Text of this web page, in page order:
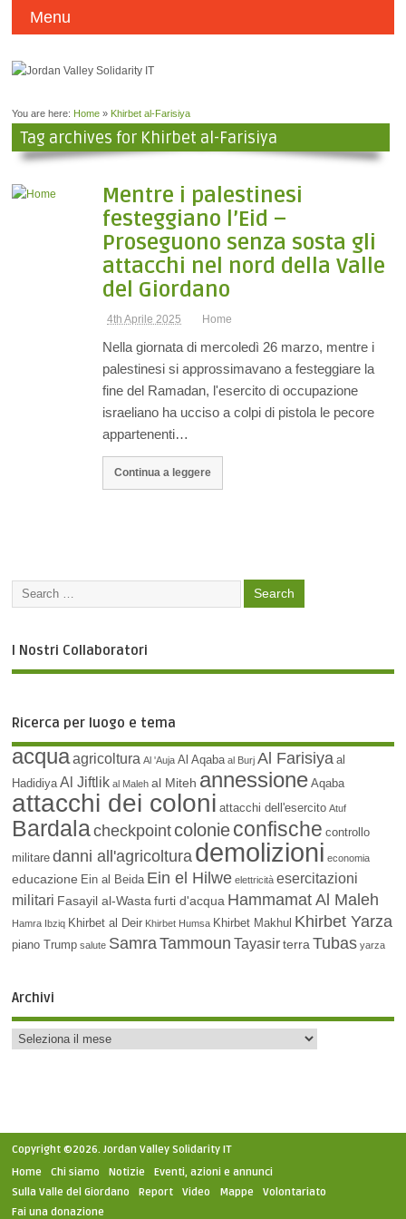
Menu
You are here: Home » Khirbet al-Farisiya
Tag archives for Khirbet al-Farisiya
Mentre i palestinesi
festeggiano l’Eid –
Proseguono senza sosta gli
attacchi nel nord della Valle
del Giordano
4th Aprile 2025 Home
Nella giornata di mercoledì 26 marzo, mentre i
palestinesi si approssimavano a festeggiare la
fine del Ramadan, l'esercito di occupazione
israeliano ha ucciso a colpi di pistola le pecore
appartenenti…
Continua a leggere
I Nostri Collaboratori
Ricerca per luogo e tema
acquaagricoltura Al 'Auja Al Aqaba al Burj Al Farisiya al
Hadidiya Al Jiftlik al Maleh al Miteh annessione Aqaba
attacchi dei coloni attacchi dell'esercito Atuf
Bardalacheckpointcolonieconfische controllo
militare danni all'agricolturademolizioni economia
educazione Ein al Beida Ein el Hilwe elettricità esercitazioni
militari Fasayil al-Wasta furti d'acqua Hammamat Al Maleh
Hamra Ibziq Khirbet al Deir Khirbet Humsa Khirbet Makhul Khirbet Yarza
piano Trump salute SamraTammoun Tayasir terra Tubas yarza
Archivi
Copyright ©2026. Jordan Valley Solidarity IT
Home
Chi siamo Notizie
Eventi, azioni e annunci
Sulla Valle del Giordano
Report Video Mappe
Volontariato
Fai una donazione